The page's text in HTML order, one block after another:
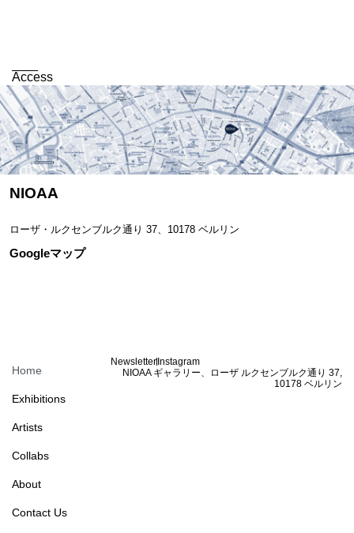
Access
NIOAA
ローザ・ルクセンブルク通り 37、10178 ベルリン
Googleマップ
Home
Exhibitions
Artists
Collabs
About
Contact Us
Newsletter Instagram
NIOAA ギャラリー、ローザ ルクセンブルク通り 37,
10178 ベルリン